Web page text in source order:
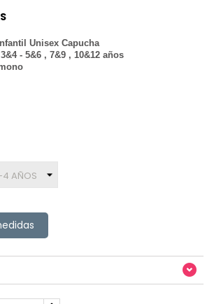
Unisex Capucha
- 5&6 , 7&9 , 10&12 años